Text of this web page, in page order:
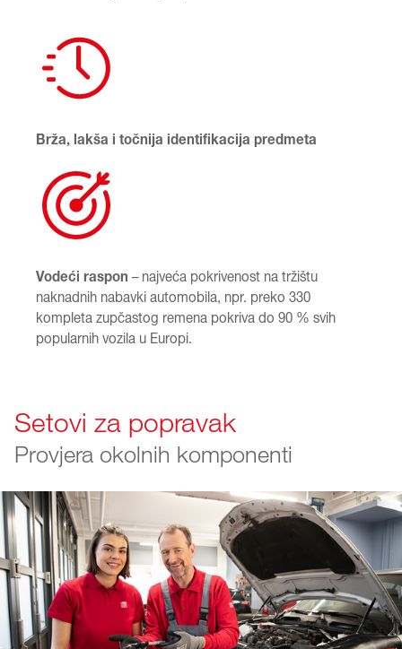
Brža, lakša i točnija identifikacija predmeta
Vodeći raspon – najveća pokrivenost na tržištu
naknadnih nabavki automobila, npr. preko 330
kompleta zupčastog remena pokriva do 90 % svih
popularnih vozila u Europi.
Setovi za popravak
Provjera okolnih komponenti